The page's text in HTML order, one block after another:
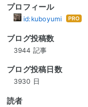
プロフィール
id:kuboyumi はて
ブログ投稿数
3944 記事
ブログ投稿日数
3930 日
読者